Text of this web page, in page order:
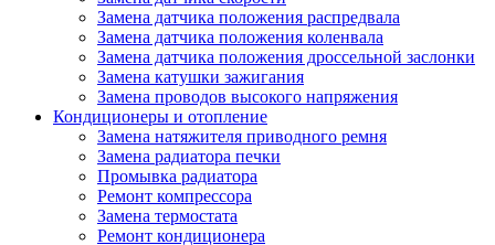
Замена датчика положения распредвала
Замена датчика положения коленвала
Замена датчика положения дроссельной заслонки
Замена катушки зажигания
Замена проводов высокого напряжения
Кондиционеры и отопление
Замена натяжителя приводного ремня
Замена радиатора печки
Промывка радиатора
Ремонт компрессора
Замена термостата
Ремонт кондиционера